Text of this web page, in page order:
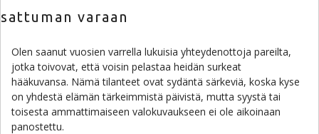
sattuman varaan
Olen saanut vuosien varrella lukuisia yhteydenottoja pareilta,
jotka toivovat, että voisin pelastaa heidän surkeat
hääkuvansa. Nämä tilanteet ovat sydäntä särkeviä, koska kyse
on yhdestä elämän tärkeimmistä päivistä, mutta syystä tai
toisesta ammattimaiseen valokuvaukseen ei ole aikoinaan
panostettu.